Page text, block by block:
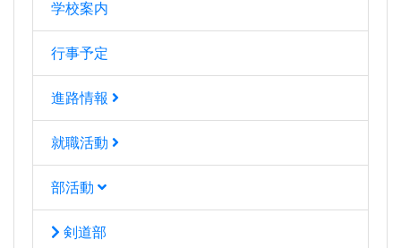
学校案内
行事予定
進路情報
就職活動
部活動
剣道部